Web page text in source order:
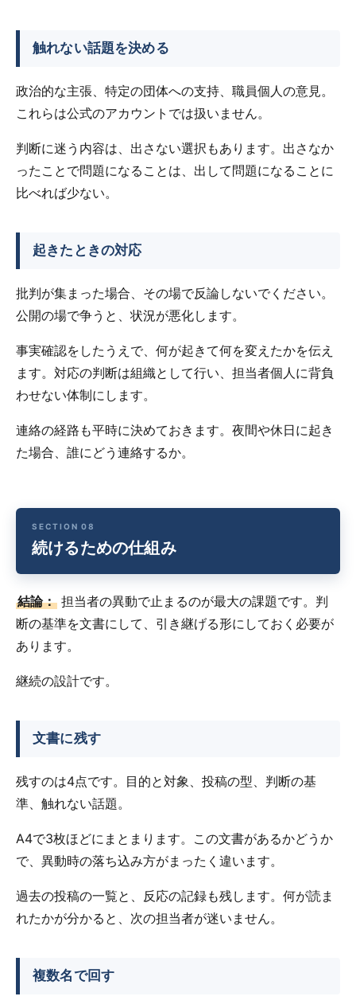
触れない話題を決める
政治的な主張、特定の団体への支持、職員個人の意見。
これらは公式のアカウントでは扱いません。
判断に迷う内容は、出さない選択もあります。出さなか
ったことで問題になることは、出して問題になることに
比べれば少ない。
起きたときの対応
批判が集まった場合、その場で反論しないでください。
公開の場で争うと、状況が悪化します。
事実確認をしたうえで、何が起きて何を変えたかを伝え
ます。対応の判断は組織として行い、担当者個人に背負
わせない体制にします。
連絡の経路も平時に決めておきます。夜間や休日に起き
た場合、誰にどう連絡するか。
続けるための仕組み
結論： 担当者の異動で止まるのが最大の課題です。判
断の基準を文書にして、引き継げる形にしておく必要が
あります。
継続の設計です。
文書に残す
残すのは4点です。目的と対象、投稿の型、判断の基
準、触れない話題。
A4で3枚ほどにまとまります。この文書があるかどうか
で、異動時の落ち込み方がまったく違います。
過去の投稿の一覧と、反応の記録も残します。何が読ま
れたかが分かると、次の担当者が迷いません。
複数名で回す